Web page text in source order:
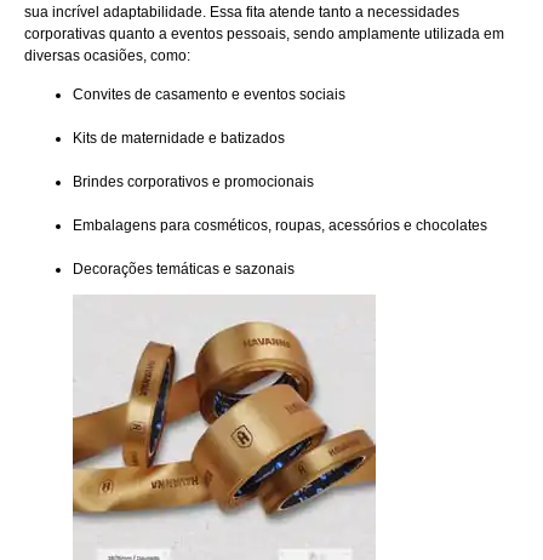
sua incrível adaptabilidade. Essa fita atende tanto a necessidades
corporativas quanto a eventos pessoais, sendo amplamente utilizada em
diversas ocasiões, como:
Convites de casamento e eventos sociais
Kits de maternidade e batizados
Brindes corporativos e promocionais
Embalagens para cosméticos, roupas, acessórios e chocolates
Decorações temáticas e sazonais